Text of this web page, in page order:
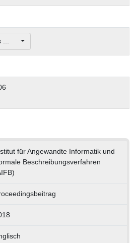
...
für Angewandte Informatik und
Beschreibungsverfahren